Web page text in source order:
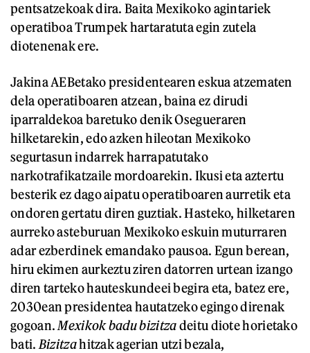
pentsatzekoak dira. Baita Mexikoko agintariek
operatiboa Trumpek hartaratuta egin zutela
diotenenak ere.
Jakina AEBetako presidentearen eskua atzematen
dela operatiboaren atzean, baina ez dirudi
iparraldekoa baretuko denik Osegueraren
hilketarekin, edo azken hileotan Mexikoko
segurtasun indarrek harrapatutako
narkotrafikatzaile mordoarekin. Ikusi eta aztertu
besterik ez dago aipatu operatiboaren aurretik eta
ondoren gertatu diren guztiak. Hasteko, hilketaren
aurreko asteburuan Mexikoko eskuin muturraren
adar ezberdinek emandako pausoa. Egun berean,
hiru ekimen aurkeztu ziren datorren urtean izango
diren tarteko hauteskundeei begira eta, batez ere,
2030ean presidentea hautatzeko egingo direnak
gogoan. Mexikok badu bizitzadeitu diote horietako
bati. Bizitzahitzak agerian utzi bezala,